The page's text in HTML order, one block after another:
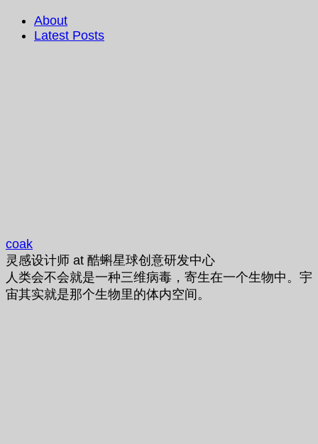
About
Latest Posts
coak
灵感设计师 at 酷蝌星球创意研发中心
人类会不会就是一种三维病毒，寄生在一个生物中。宇
宙其实就是那个生物里的体内空间。